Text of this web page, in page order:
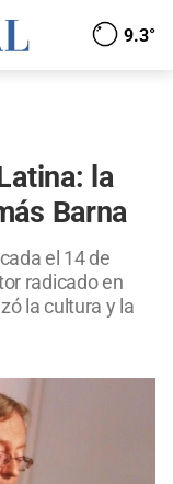
9.3°
la
Barna
el 14 de
radicado en
la cultura y la